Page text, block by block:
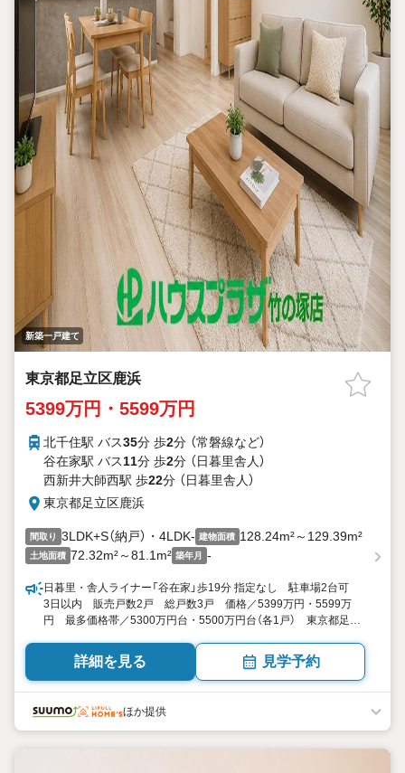
新築一戸建て
東京都足立区鹿浜
5399万円・5599万円
北千住駅 バス35分 歩2分 （常磐線など）
谷在家駅 バス11分 歩2分 （日暮里舎人）
西新井大師西駅 歩22分 （日暮里舎人）
東京都足立区鹿浜
間取り 3LDK+S（納戸）・4LDK- 建物面積 128.24m²～129.39m²
土地面積 72.32m²～81.1m² 築年月 -
日暮里・舎人ライナー「谷在家」歩19分 指定なし 駐車場2台可
3日以内 販売戸数2戸 総戸数3戸 価格／5399万円・5599万
円 最多価格帯／5300万円台・5500万円台（各1戸） 東京都足立
（38.79坪・39.14坪） 向き／▼未選択 by SUUMO
詳細を見る 見学予約
ほか提供